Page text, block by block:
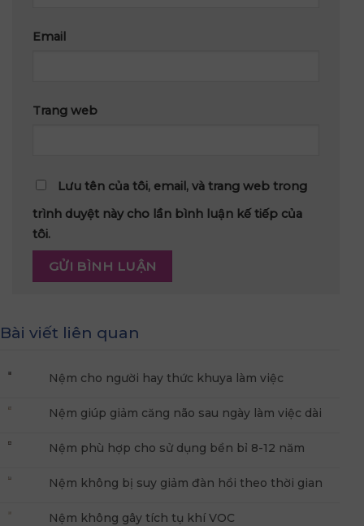
Email
Trang web
Lưu tên của tôi, email, và trang web trong
trình duyệt này cho lần bình luận kế tiếp của
tôi.
Bài viết liên quan
Nệm cho người hay thức khuya làm việc
Nệm giúp giảm căng não sau ngày làm việc dài
Nệm phù hợp cho sử dụng bền bỉ 8-12 năm
Nệm không bị suy giảm đàn hồi theo thời gian
Nệm không gây tích tụ khí VOC